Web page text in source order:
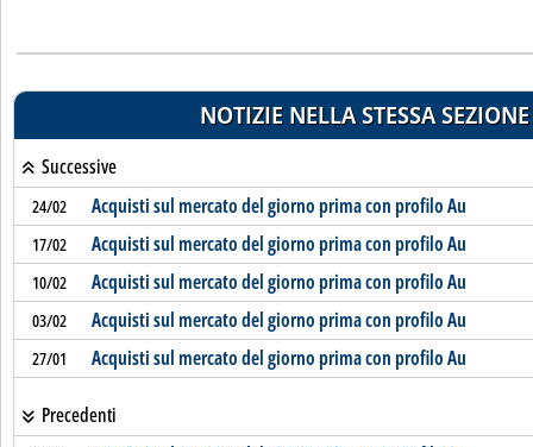
NOTIZIE NELLA STESSA SEZIONE
Successive
24/02 Acquisti sul mercato del giorno prima con profilo Au
17/02 Acquisti sul mercato del giorno prima con profilo Au
10/02 Acquisti sul mercato del giorno prima con profilo Au
03/02 Acquisti sul mercato del giorno prima con profilo Au
27/01 Acquisti sul mercato del giorno prima con profilo Au
Precedenti